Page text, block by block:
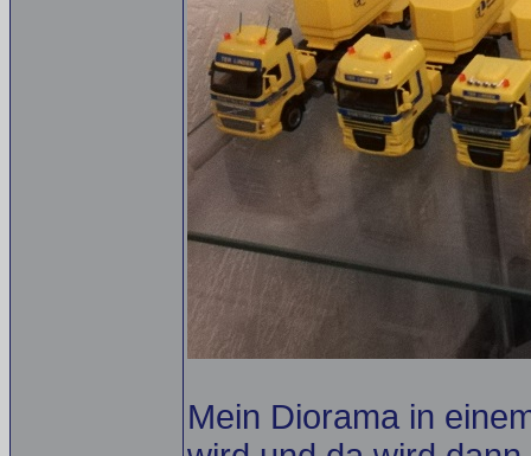
Mein Diorama in